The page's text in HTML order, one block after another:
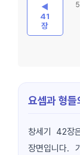
◀
41
장
요셉과 형들
창세기 42장
장면입니다.